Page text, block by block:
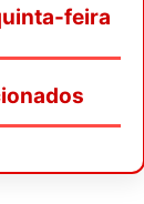
feira